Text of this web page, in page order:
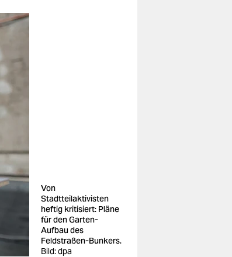
Von
Stadtteilaktivisten
heftig kritisiert: Pläne
für den Garten-
Aufbau des
Feldstraßen-Bunkers.
Bild: dpa